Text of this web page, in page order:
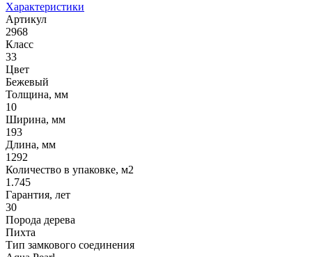
Характеристики
Артикул
2968
Класс
33
Цвет
Бежевый
Толщина, мм
10
Ширина, мм
193
Длина, мм
1292
Количество в упаковке, м2
1.745
Гарантия, лет
30
Порода дерева
Пихта
Тип замкового соединения